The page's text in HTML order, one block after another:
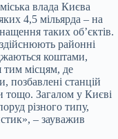
влада Києва
4,5 мільярда – на
таких об’єктів.
районні
коштами,
тим місцям, де
позбавлені станцій
тощо. Загалом у Києві
різного типу,
– зауважив